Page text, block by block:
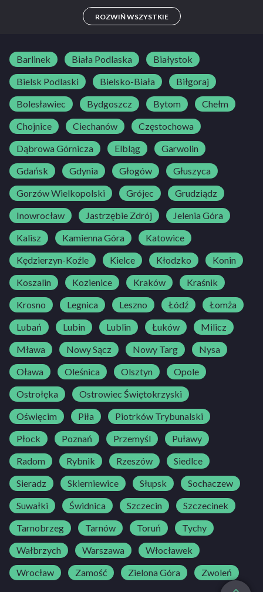
A, A1, A2, AM, B, B+E, C, D
ROZWIŃ WSZYSTKIE
Barlinek Biała Podlaska
Białystok
Bielsk Podlaski
Bielsko-Biała
Biłgoraj
Bolesławiec
Bydgoszcz Bytom
Chełm
Chojnice
Ciechanów
Częstochowa
Dąbrowa Górnicza
Elbląg
Garwolin
Gdańsk
Gdynia Głogów
Głuszyca
Gorzów Wielkopolski
Grójec
Grudziądz
Inowrocław
Jastrzębie Zdrój
Jelenia Góra
Kalisz
Kamienna Góra
Katowice
Kędzierzyn-Koźle
Kielce Kłodzko
Konin
Koszalin
Kozienice Kraków
Kraśnik
Krosno
Legnica Leszno Łódź
Łomża
Lubań
Lubin Lublin Łuków
Milicz
Mława
Nowy Sącz Nowy Targ
Nysa
Oława
Oleśnica Olsztyn
Opole
Ostrołęka
Ostrowiec Świętokrzyski
Oświęcim
Piła
Piotrków Trybunalski
Płock
Poznań Przemyśl
Puławy
Radom
Rybnik Rzeszów
Siedlce
Sieradz
Skierniewice Słupsk
Sochaczew
Suwałki
Świdnica Szczecin
Szczecinek
Tarnobrzeg
Tarnów Toruń
Tychy
Wałbrzych
Warszawa
Włocławek
Wrocław
Zamość Zielona Góra Zwoleń